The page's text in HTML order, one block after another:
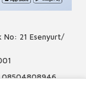
No: 21 Esenyurt/
08504808946